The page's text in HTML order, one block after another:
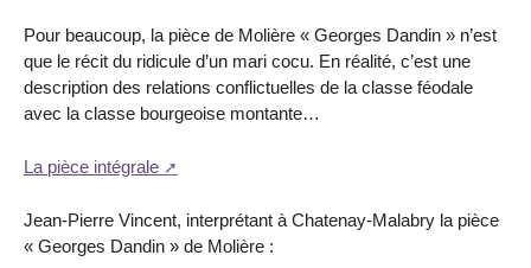
Pour beaucoup, la pièce de Molière « Georges Dandin » n’est
que le récit du ridicule d’un mari cocu. En réalité, c’est une
description des relations conflictuelles de la classe féodale
avec la classe bourgeoise montante…
La pièce intégrale
Jean-Pierre Vincent, interprétant à Chatenay-Malabry la pièce
« Georges Dandin » de Molière :